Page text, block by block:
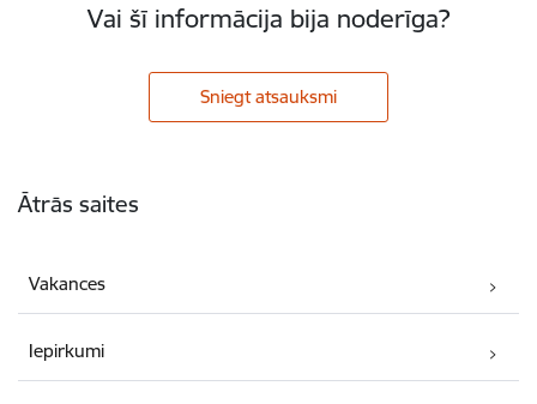
Vai šī informācija bija noderīga?
Sniegt atsauksmi
Ātrās saites
Vakances
Iepirkumi